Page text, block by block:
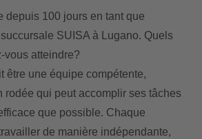
depuis 100 jours en tant que
SUISA à Lugano. Quels
vous atteindre?
être une équipe compétente,
rodée qui peut accomplir ses tâches
que possible. Chaque
de manière indépendante,